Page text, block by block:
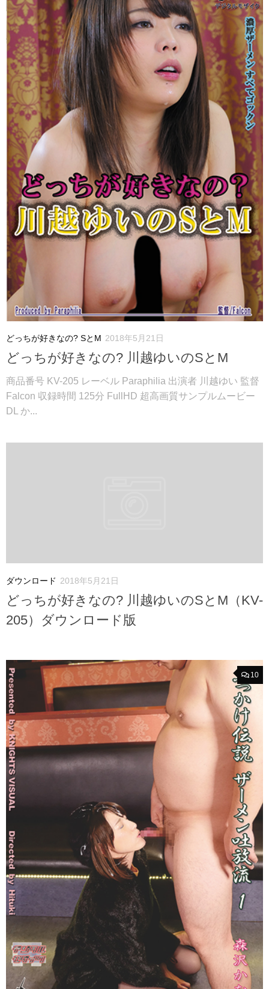
どっちが好きなの? SとM 2018年5月21日
どっちが好きなの? 川越ゆいのSとM
商品番号 KV-205 レーベル Paraphilia 出演者 川越ゆい 監督
Falcon 収録時間 125分 FullHD 超高画質サンプルムービー
DL か...
ダウンロード 2018年5月21日
どっちが好きなの? 川越ゆいのSとM（KV-
205）ダウンロード版
10